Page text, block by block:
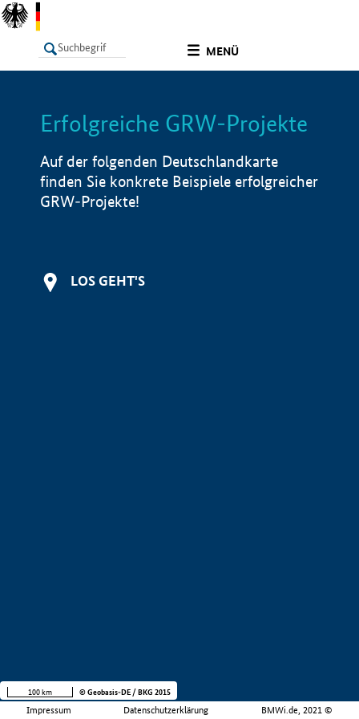
MENÜ
LISTE Info
Erfolgreiche GRW-Projekte
Auf der folgenden Deutschlandkarte
finden Sie konkrete Beispiele erfolgreicher
GRW-Projekte!
LOS GEHT'S
Impressum Datenschutzerklärung BMWi.de, 2021 ©
100 km © Geobasis-DE / BKG 2015